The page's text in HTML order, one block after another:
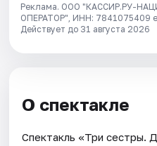
Реклама. ООО "КАССИР.РУ-
ОПЕРАТОР", ИНН: 7841075409
Действует до 31 августа 2026
О спектакле
Спектакль «Три сестры.